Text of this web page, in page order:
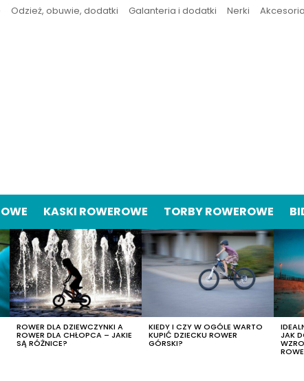
Odzież, obuwie, dodatki Galanteria i dodatki Nerki
KASKI ROWEROWE TORBY ROWEROWE
ROWER DLA DZIEWCZYNKI A
ROWER DLA CHŁOPCA – JAKIE
SĄ RÓŻNICE?
KIEDY I CZY W OGÓLE WARTO
KUPIĆ DZIECKU ROWER
GÓRSKI?
JAK